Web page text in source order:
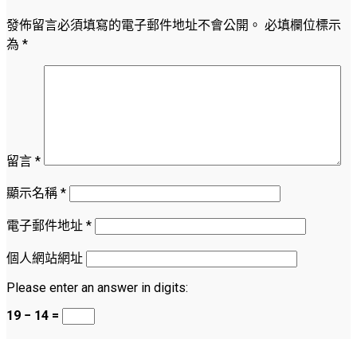
發佈留言必須填寫的電子郵件地址不會公開。 必填欄位標示
為 *
留言 *
顯示名稱 *
電子郵件地址 *
個人網站網址
Please enter an answer in digits:
19 − 14 =